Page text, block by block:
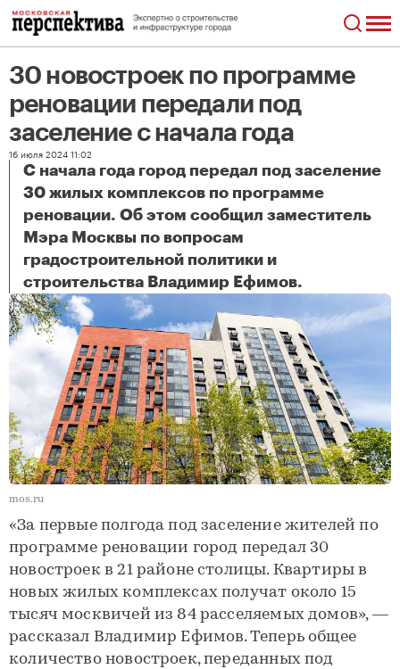
30 новостроек по программе
реновации передали под
заселение с начала года
16 июля 2024 11:02
С начала года город передал под заселение
30 жилых комплексов по программе
реновации. Об этом сообщил заместитель
Мэра Москвы по вопросам
градостроительной политики и
строительства Владимир Ефимов.
mos.ru
«За первые полгода под заселение жителей по
программе реновации город передал 30
новостроек в 21 районе столицы. Квартиры в
новых жилых комплексах получат около 15
тысяч москвичей из 84 расселяемых домов», —
рассказал Владимир Ефимов. Теперь общее
количество новостроек, переданных под